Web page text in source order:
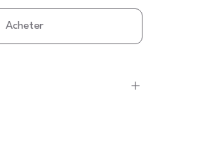
Acheter